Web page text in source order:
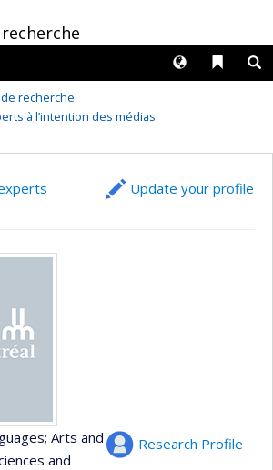
recherche
Liens
Langues
recherche
à l’intention des médias
Update your profile
Research Profile
; Arts and
and